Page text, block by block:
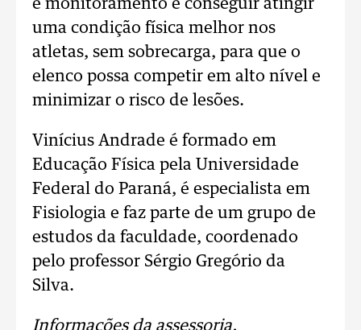
e monitoramento é conseguir atingir
uma condição física melhor nos
atletas, sem sobrecarga, para que o
elenco possa competir em alto nível e
minimizar o risco de lesões.
Vinícius Andrade é formado em
Educação Física pela Universidade
Federal do Paraná, é especialista em
Fisiologia e faz parte de um grupo de
estudos da faculdade, coordenado
pelo professor Sérgio Gregório da
Silva.
Informações da assessoria.